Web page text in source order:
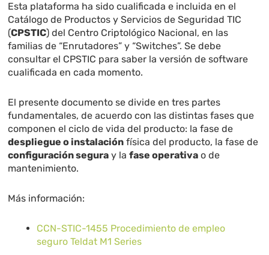
Esta plataforma ha sido cualificada e incluida en el
Catálogo de Productos y Servicios de Seguridad TIC
(CPSTIC) del Centro Criptológico Nacional, en las
familias de “Enrutadores” y “Switches”. Se debe
consultar el CPSTIC para saber la versión de software
cualificada en cada momento.
El presente documento se divide en tres partes
fundamentales, de acuerdo con las distintas fases que
componen el ciclo de vida del producto: la fase de
despliegue o instalación física del producto, la fase de
configuración segura y lafase operativa o de
mantenimiento.
Más información:
CCN-STIC-1455 Procedimiento de empleo
seguro Teldat M1 Series